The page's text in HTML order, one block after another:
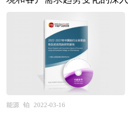
上启下的关键时期，做好“十
义重大、影响深远。中研普
三五”以来社会经济发展形势
果作进一步研究，对“十三五
问题和难题做深入分析，并
相关规划的制定和研究工作
目标和钢铁发展方向提供有
行业发展提供准确的市场分
市场，取得先发优势。正因
牌迅速崛起，逐渐成为行业
用多种独创的信息处理技术
数据进行采集、整理、加工
提供一揽子信息解决方案和
降低客户投资风险与经营成
高企业竞争力。 本报告利用
能源 铂 2022-03-16